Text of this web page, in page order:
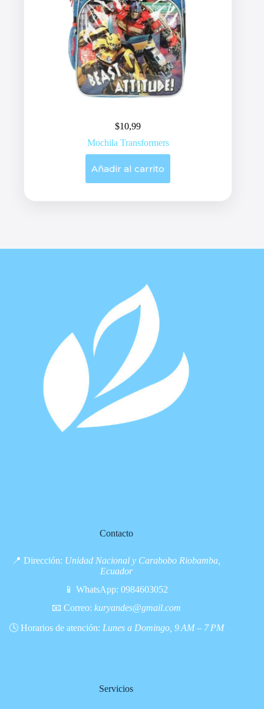
$10,99
Mochila Transformers
Añadir al carrito
Contacto
📍 Dirección: Unidad Nacional y Carabobo Riobamba,
Ecuador
📱 WhatsApp:0984603052
📧 Correo: kuryandes@gmail.com
🕓 Horarios de atención: Lunes a Domingo, 9 AM – 7 PM
Servicios